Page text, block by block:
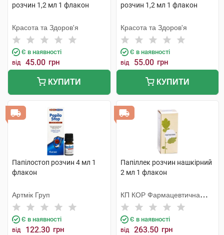
розчин 1,2 мл 1 флакон
Красота та Здоров'я
Є в наявності
від 45.00 грн
КУПИТИ
розчин 1,2 мл 1 флакон
Красота та Здоров'я
Є в наявності
від 55.00 грн
КУПИТИ
Папілостоп розчин 4 мл 1
флакон
Артмік Груп
Є в наявності
від 122.30 грн
Папіллек розчин нашкірний
2 мл 1 флакон
КП КОР Фармацевтична
фабрика
Є в наявності
від 263.50 грн